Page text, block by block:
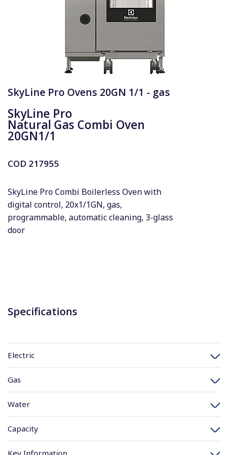
SkyLine Pro Ovens 20GN 1/1 - gas
SkyLine Pro
Natural Gas Combi Oven
20GN1/1
COD 217955
SkyLine Pro Combi Boilerless Oven with
digital control, 20x1/1GN, gas,
programmable, automatic cleaning, 3-glass
door
Specifications
Electric
Gas
Water
Capacity
Key Information